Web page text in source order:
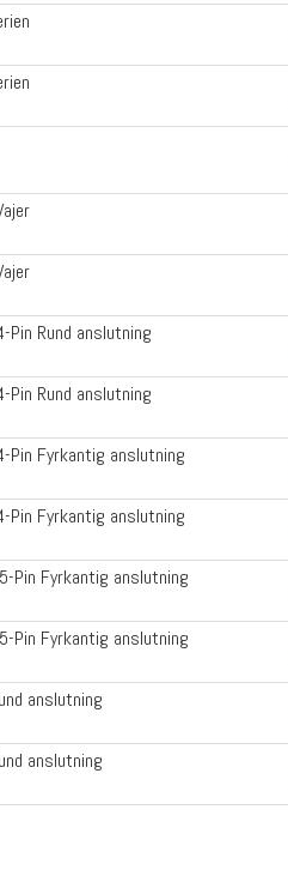
Rund anslutning
Rund anslutning
Pin Fyrkantig anslutning
Pin Fyrkantig anslutning
Pin Fyrkantig anslutning
Pin Fyrkantig anslutning
anslutning
anslutning